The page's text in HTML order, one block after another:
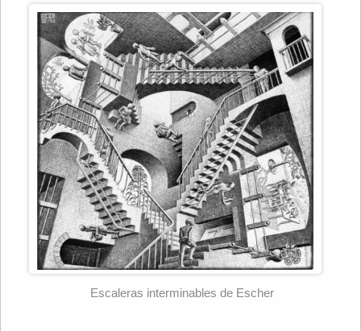
Escaleras interminables de Escher